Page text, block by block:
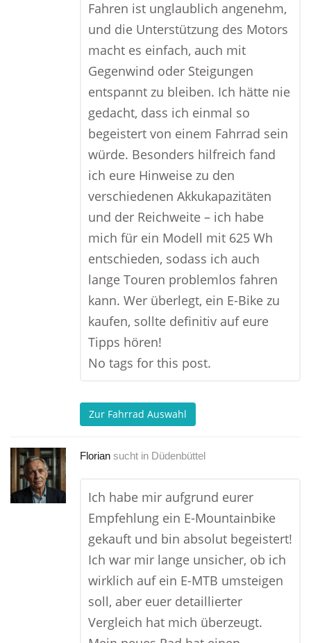
Fahren ist unglaublich angenehm,
und die Unterstützung des Motors
macht es einfach, auch mit
Gegenwind oder Steigungen
entspannt zu bleiben. Ich hätte nie
gedacht, dass ich einmal so
begeistert von einem Fahrrad sein
würde. Besonders hilfreich fand
ich eure Hinweise zu den
verschiedenen Akkukapazitäten
und der Reichweite – ich habe
mich für ein Modell mit 625 Wh
entschieden, sodass ich auch
lange Touren problemlos fahren
kann. Wer überlegt, ein E-Bike zu
kaufen, sollte definitiv auf eure
Tipps hören!
No tags for this post.
Zur Fahrrad Auswahl
Florian sucht in Düdenbüttel
Ich habe mir aufgrund eurer
Empfehlung ein E-Mountainbike
gekauft und bin absolut begeistert!
Ich war mir lange unsicher, ob ich
wirklich auf ein E-MTB umsteigen
soll, aber euer detaillierter
Vergleich hat mich überzeugt.